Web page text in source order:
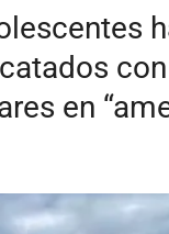
en